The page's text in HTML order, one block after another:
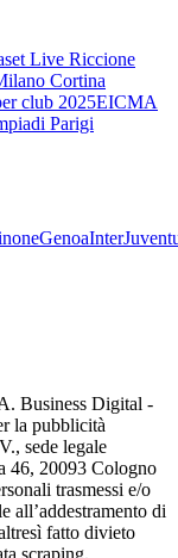
Live Riccione
Cortina
club 2025EICMA
Parigi
GenoaInter
Business Digital -
la pubblicità
sede legale
46, 20093 Cologno
trasmessi e/o
all’addestramento di
fatto divieto
scraping.